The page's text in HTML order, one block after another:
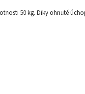
50 kg. Diky ohnuté